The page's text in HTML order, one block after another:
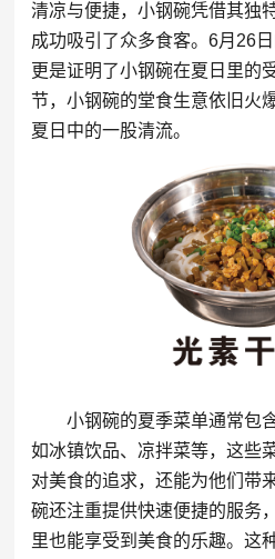
清凉与便捷，小钢碗凭借其独
成功吸引了众多食客。6月26
更是证明了小钢碗在夏日里的
节，小钢碗的堂食生意依旧火
夏日中的一股清流。
小钢碗的夏季菜单通常包含
如冰镇饮品、凉拌菜等，这些
对美食的追求，还能为他们带
碗还注重提供快速便捷的服务
里也能享受到美食的乐趣。这